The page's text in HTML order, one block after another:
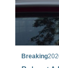
Breaking